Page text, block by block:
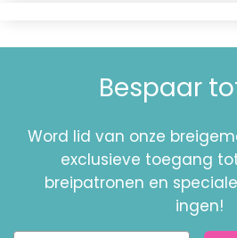
Bespaar
Word lid van onze
exclusieve toegang
breipatronen en
ingen!